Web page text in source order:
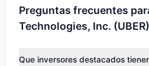
Preguntas frecuentes
Technologies, Inc. (UBER)
Que inversores destacados